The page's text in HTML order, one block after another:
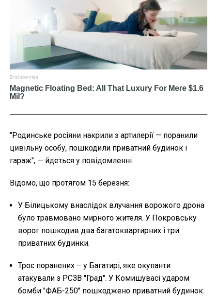
"Родинське росіяни накрили з артилерії — поранили
цивільну особу, пошкодили приватний будинок і
гараж", — йдеться у повідомленні.
Відомо, що протягом 15 березня:
У Білицькому внаслідок влучання ворожого дрона
було травмовано мирного жителя. У Покровську
ворог пошкодив два багатоквартирних і три
приватних будинки.
Троє поранених – у Багатирі, яке окупанти
атакували з РСЗВ "Град". У Комишувасі ударом
бомби "ФАБ-250" пошкоджено приватний будинок.